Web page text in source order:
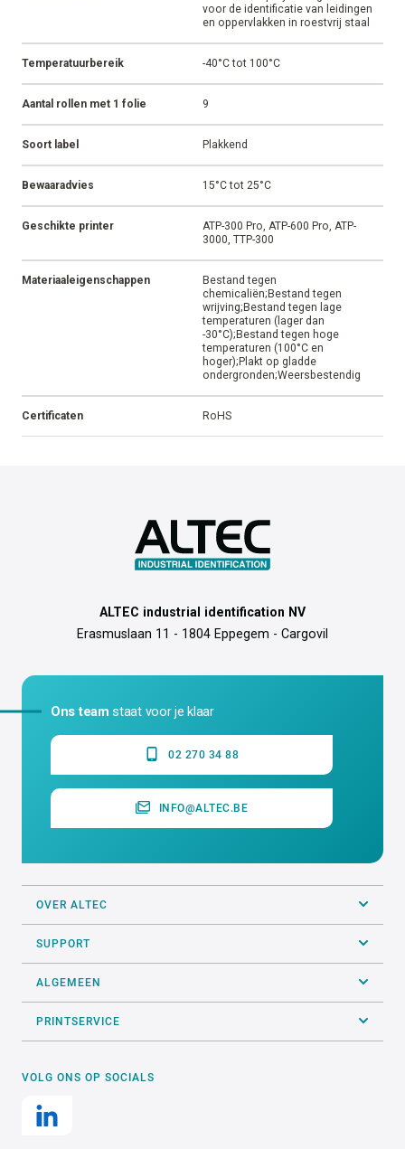
voor de identificatie van leidingen
en oppervlakken in roestvrij staal
Temperatuurbereik -40°C tot 100°C
Aantal rollen met 1 folie 9
Soort label Plakkend
Bewaaradvies 15°C tot 25°C
Geschikte printer
ATP-300 Pro, ATP-600 Pro, ATP-
3000, TTP-300
Materiaaleigenschappen
Bestand tegen
chemicaliën;Bestand tegen
wrijving;Bestand tegen lage
temperaturen (lager dan
-30°C);Bestand tegen hoge
temperaturen (100°C en
hoger);Plakt op gladde
ondergronden;Weersbestendig
Certificaten RoHS
ALTEC industrial identification NV
Erasmuslaan 11 - 1804 Eppegem - Cargovil
Ons team staat voor je klaar
02 270 34 88
INFO@ALTEC.BE
OVER ALTEC
SUPPORT
ALGEMEEN
PRINTSERVICE
VOLG ONS OP SOCIALS